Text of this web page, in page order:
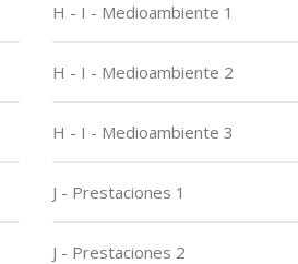
H - I - Medioambiente 1
H - I - Medioambiente 2
H - I - Medioambiente 3
J - Prestaciones 1
J - Prestaciones 2